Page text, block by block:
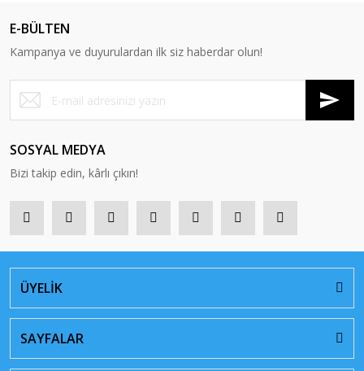
E-BÜLTEN
Kampanya ve duyurulardan ilk siz haberdar olun!
SOSYAL MEDYA
Bizi takip edin, kârlı çıkın!
ÜYELİK
SAYFALAR